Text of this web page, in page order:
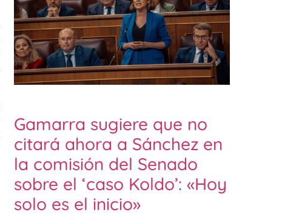
Gamarra sugiere que no
citará ahora a Sánchez en
la comisión del Senado
sobre el ‘caso Koldo’: «Hoy
solo es el inicio»